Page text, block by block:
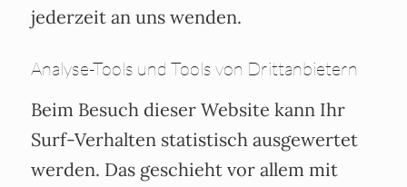
jederzeit an uns wenden.
Analyse-Tools und Tools von Dritt­anbietern
Beim Besuch dieser Website kann Ihr
Surf-Verhalten statistisch ausgewertet
werden. Das geschieht vor allem mit